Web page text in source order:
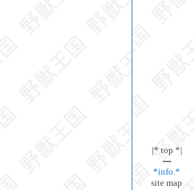
|* top *|
*info.*
site map